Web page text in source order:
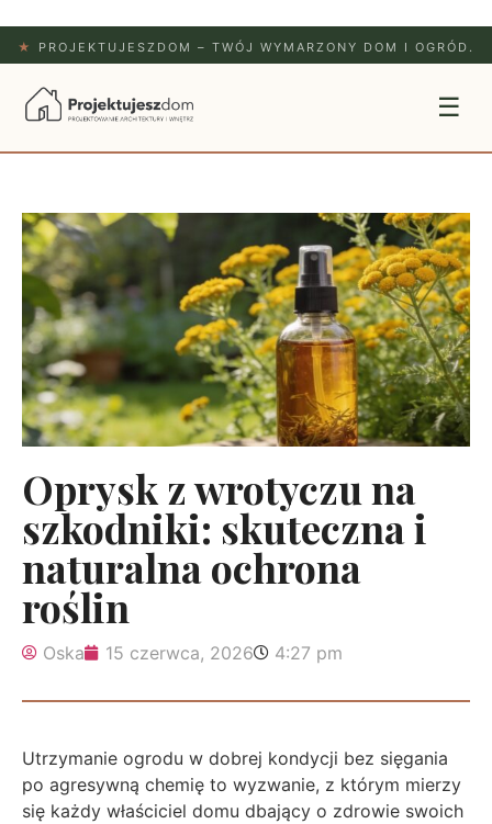
★ PROJEKTUJESZDOM – TWÓJ WYMARZONY DOM I OGRÓD.
☰
Oprysk z wrotyczu na
szkodniki: skuteczna i
naturalna ochrona
roślin
Oska 15 czerwca, 2026 4:27 pm
Utrzymanie ogrodu w dobrej kondycji bez sięgania
po agresywną chemię to wyzwanie, z którym mierzy
się każdy właściciel domu dbający o zdrowie swoich